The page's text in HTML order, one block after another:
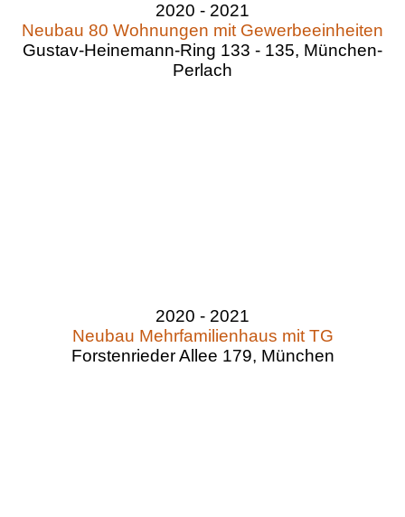
2020 - 2021
Neubau 80 Wohnungen mit Gewerbeeinheiten
Gustav-Heinemann-Ring 133 - 135, München-
Perlach
2020 - 2021
Neubau Mehrfamilienhaus mit TG
Forstenrieder Allee 179, München